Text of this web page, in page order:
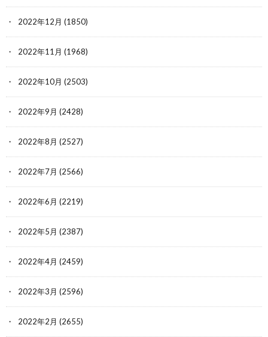
2022年12月 (1850)
2022年11月 (1968)
2022年10月 (2503)
2022年9月 (2428)
2022年8月 (2527)
2022年7月 (2566)
2022年6月 (2219)
2022年5月 (2387)
2022年4月 (2459)
2022年3月 (2596)
2022年2月 (2655)